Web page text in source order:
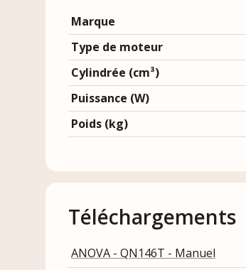
Marque
Type de moteur
Cylindrée (cm³)
Puissance (W)
Poids (kg)
Téléchargements
ANOVA - QN146T - Manuel